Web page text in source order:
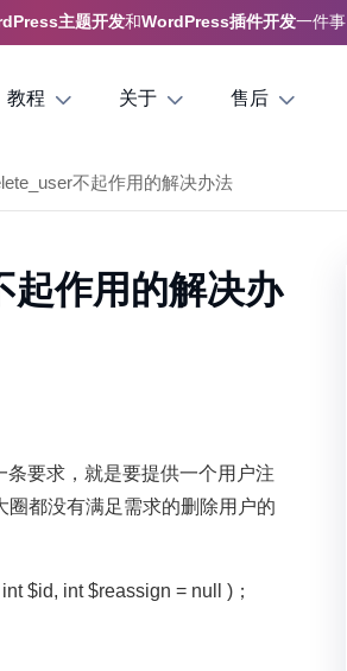
主题开发和WordPress插件开发一件事
教程 关于 售后
不起作用的解决办法
作用的解决办
要求，就是要提供一个用户注
都没有满足需求的删除用户的
int $id, int $reassign = null )；